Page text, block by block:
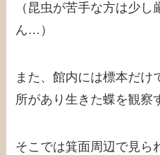
（昆虫が苦手な方は少
ん…）
また、館内には標本だけ
所があり生きた蝶を観察
そこでは箕面周辺で見ら